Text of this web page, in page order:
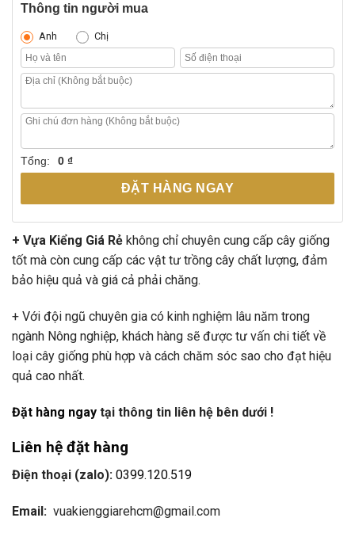
Thông tin người mua
Anh Chị
Tổng: 0 ₫
ĐẶT HÀNG NGAY
+ Vựa Kiểng Giá Rẻ không chỉ chuyên cung cấp cây giống
tốt mà còn cung cấp các vật tư trồng cây chất lượng, đảm
bảo hiệu quả và giá cả phải chăng.
+ Với đội ngũ chuyên gia có kinh nghiệm lâu năm trong
ngành Nông nghiệp, khách hàng sẽ được tư vấn chi tiết về
loại cây giống phù hợp và cách chăm sóc sao cho đạt hiệu
quả cao nhất.
Đặt hàng ngay tại thông tin liên hệ bên dưới !
Liên hệ đặt hàng
Điện thoại (zalo): 0399.120.519
Email: vuakienggiarehcm@gmail.com